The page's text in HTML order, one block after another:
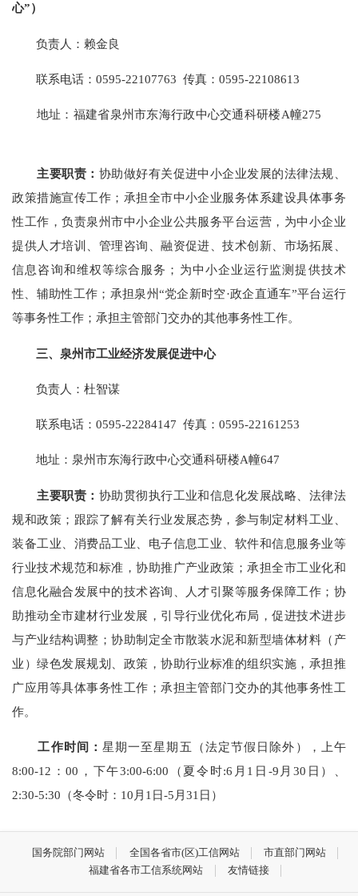
心”）
负责人：赖金良
联系电话：0595-22107763 传真：0595-22108613
地址：福建省泉州市东海行政中心交通科研楼A幢275
主要职责： 协助做好有关促进中小企业发展的法律法规、
政策措施宣传工作；承担全市中小企业服务体系建设具体事务
性工作，负责泉州市中小企业公共服务平台运营，为中小企业
提供人才培训、管理咨询、融资促进、技术创新、市场拓展、
信息咨询和维权等综合服务；为中小企业运行监测提供技术
性、辅助性工作；承担泉州“党企新时空·政企直通车”平台运行
等事务性工作；承担主管部门交办的其他事务性工作。
三、泉州市工业经济发展促进中心
负责人：杜智谋
联系电话：0595-22284147 传真：0595-22161253
地址：泉州市东海行政中心交通科研楼A幢647
主要职责： 协助贯彻执行工业和信息化发展战略、法律法
规和政策；跟踪了解有关行业发展态势，参与制定材料工业、
装备工业、消费品工业、电子信息工业、软件和信息服务业等
行业技术规范和标准，协助推广产业政策；承担全市工业化和
信息化融合发展中的技术咨询、人才引聚等服务保障工作；协
助推动全市建材行业发展，引导行业优化布局，促进技术进步
与产业结构调整；协助制定全市散装水泥和新型墙体材料（产
业）绿色发展规划、政策，协助行业标准的组织实施，承担推
广应用等具体事务性工作；承担主管部门交办的其他事务性工
作。
工作时间： 星期一至星期五（法定节假日除外），上午
8:00-12：00，下午3:00-6:00（夏令时:6月1日-9月30日）、
2:30-5:30（冬令时：10月1日-5月31日）
国务院部门网站 全国各省市(区)工信网站
市直部门网站
福建省各市工信系统网站
友情链接